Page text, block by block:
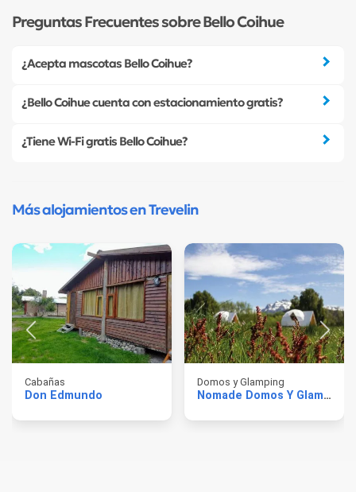
Preguntas Frecuentes sobre Bello Coihue
¿Acepta mascotas Bello Coihue?
¿Bello Coihue cuenta con estacionamiento gratis?
¿Tiene Wi-Fi gratis Bello Coihue?
Más alojamientos en Trevelin
Cabañas
Don Edmundo
Domos y Glamping
Nomade Domos Y Glamping